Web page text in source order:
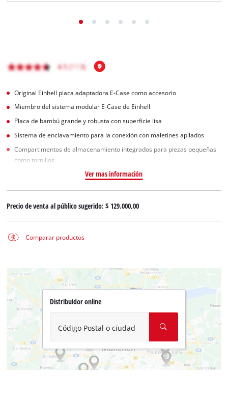
Original Einhell placa adaptadora E-Case como accesorio
Miembro del sistema modular E-Case de Einhell
Placa de bambú grande y robusta con superficie lisa
Sistema de enclavamiento para la conexión con maletines apilados
Compartimentos de almacenamiento integrados para piezas pequeñas
como tornillos
Ver mas información
Precio de venta al público sugerido:$ 129.000,00
Comparar productos
Distribuidor online
Código Postal o ciudad